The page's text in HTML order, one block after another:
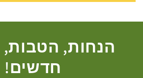
הנחות,
חדשים!